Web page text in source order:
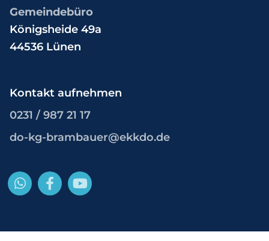
Gemeindebüro
Königsheide 49a
44536 Lünen
Kontakt aufnehmen
0231 / 987 21 17
do-kg-brambauer@ekkdo.de